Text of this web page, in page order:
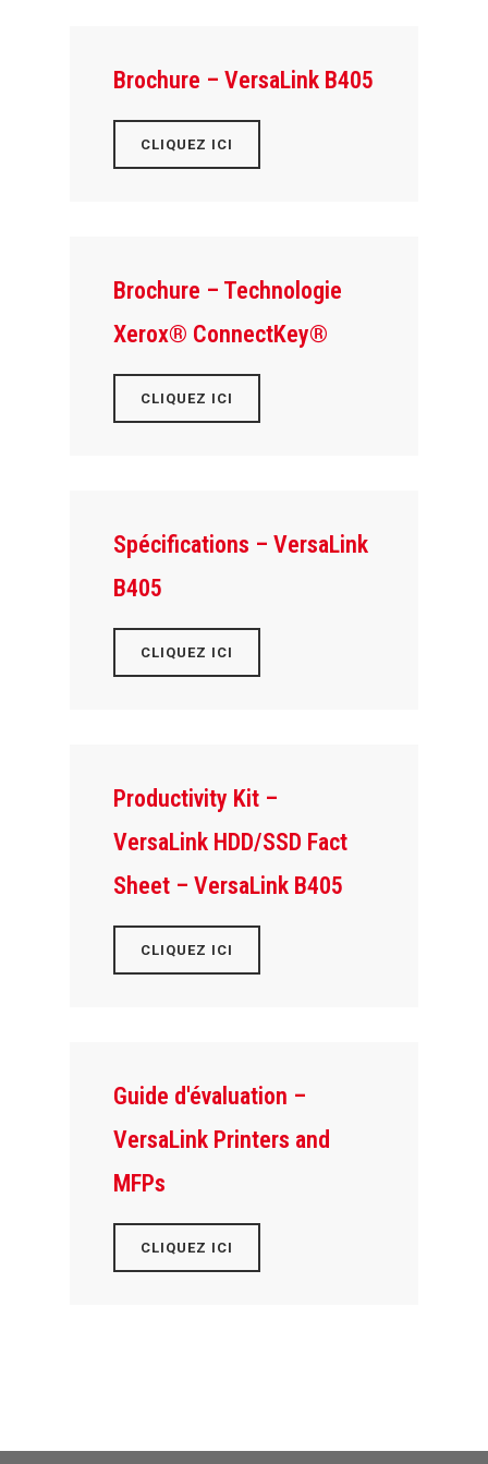
Brochure – VersaLink B405
CLIQUEZ ICI
Brochure – Technologie
Xerox® ConnectKey®
CLIQUEZ ICI
Spécifications – VersaLink
B405
CLIQUEZ ICI
Productivity Kit –
VersaLink HDD/SSD Fact
Sheet – VersaLink B405
CLIQUEZ ICI
Guide d'évaluation –
VersaLink Printers and
MFPs
CLIQUEZ ICI